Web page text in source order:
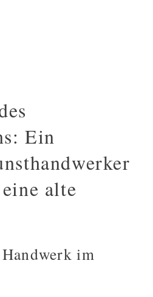
Ein
alte
im